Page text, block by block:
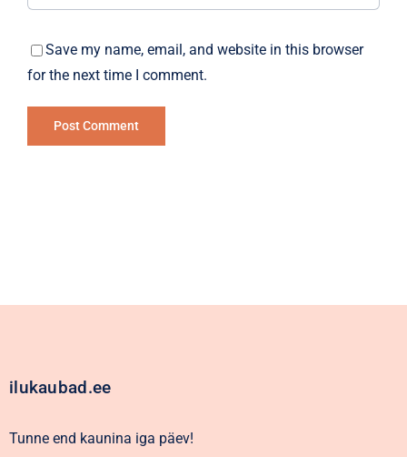
Save my name, email, and website in this browser
for the next time I comment.
ilukaubad.ee
Tunne end kaunina iga päev!